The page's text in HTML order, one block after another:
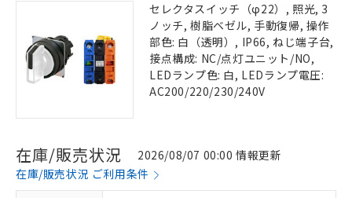
セレクタスイッチ（φ22）, 照光, 3
ノッチ, 樹脂ベゼル, 手動復帰, 操作
部色: 白（透明）, IP66, ねじ端子台,
接点構成: NC/点灯ユニット/NO,
LEDランプ色: 白, LEDランプ電圧:
AC200/220/230/240V
在庫/販売状況
2026/08/07 00:00 情報更新
在庫/販売状況 ご利用条件